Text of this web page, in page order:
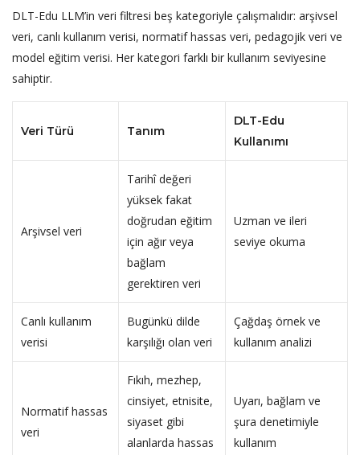
DLT-Edu LLM’in veri filtresi beş kategoriyle çalışmalıdır: arşivsel
veri, canlı kullanım verisi, normatif hassas veri, pedagojik veri ve
model eğitim verisi. Her kategori farklı bir kullanım seviyesine
sahiptir.
Veri Türü Tanım
DLT-Edu
Kullanımı
Arşivsel veri
Tarihî değeri
yüksek fakat
doğrudan eğitim
için ağır veya
bağlam
gerektiren veri
Uzman ve ileri
seviye okuma
Canlı kullanım
verisi
Bugünkü dilde
karşılığı olan veri
Çağdaş örnek ve
kullanım analizi
Normatif hassas
veri
Fıkıh, mezhep,
cinsiyet, etnisite,
siyaset gibi
alanlarda hassas
Uyarı, bağlam ve
şura denetimiyle
kullanım